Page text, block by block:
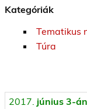
Kategóriák
Tematikus
Túra
2017. június 3-